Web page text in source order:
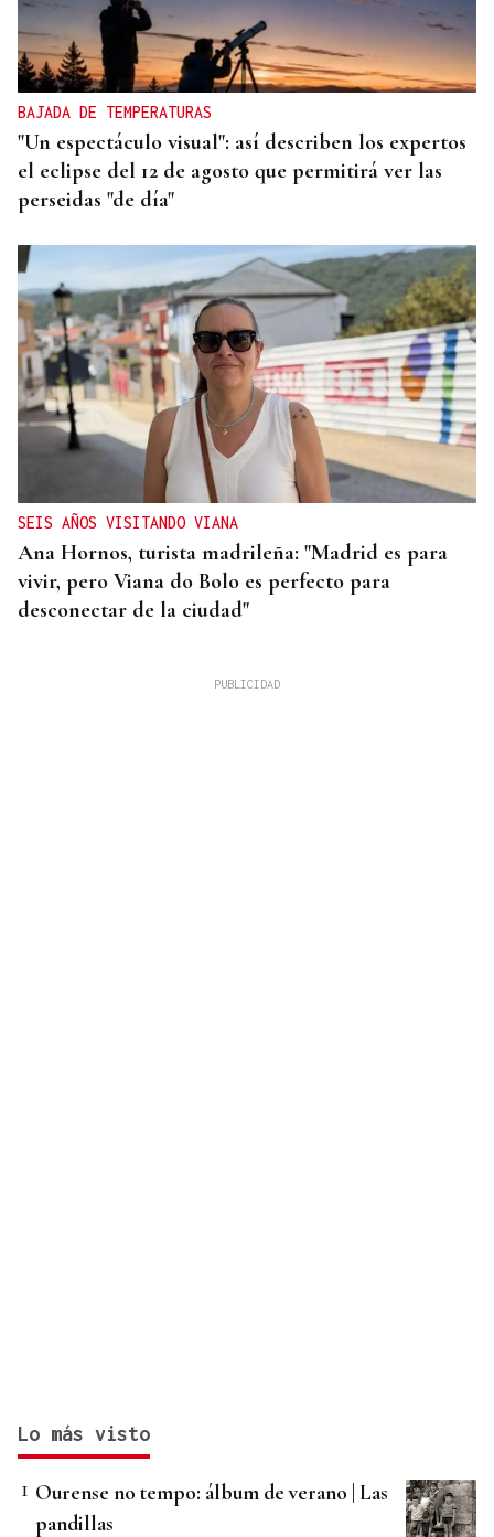
BAJADA DE TEMPERATURAS
"Un espectáculo visual": así describen los expertos
el eclipse del 12 de agosto que permitirá ver las
perseidas "de día"
SEIS AÑOS VISITANDO VIANA
Ana Hornos, turista madrileña: "Madrid es para
vivir, pero Viana do Bolo es perfecto para
desconectar de la ciudad"
Lo más visto
Ourense no tempo: álbum de verano | Las
pandillas